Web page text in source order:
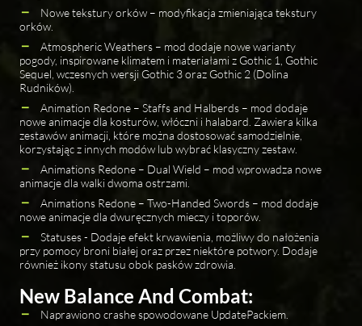
Nowe tekstury orków – modyfikacja zmieniająca tekstury
orków.
Atmospheric Weathers – mod dodaje nowe warianty
pogody, inspirowane klimatem i materiałami z Gothic 1, Gothic
Sequel, wczesnych wersji Gothic 3 oraz Gothic 2 (Dolina
Rudników).
Animation Redone – Staffs and Halberds – mod dodaje
nowe animacje dla kosturów, włóczni i halabard. Zawiera kilka
zestawów animacji, które można dostosować samodzielnie,
korzystając z innych modów lub wybrać klasyczny zestaw.
Animations Redone – Dual Wield – mod wprowadza nowe
animacje dla walki dwoma ostrzami.
Animations Redone – Two-Handed Swords – mod dodaje
nowe animacje dla dwuręcznych mieczy i toporów.
Statuses - Dodaje efekt krwawienia, możliwy do nałożenia
przy pomocy broni białej oraz przez niektóre potwory. Dodaje
również ikony statusu obok pasków zdrowia.
New Balance And Combat:
Naprawiono crashe spowodowane UpdatePackiem.